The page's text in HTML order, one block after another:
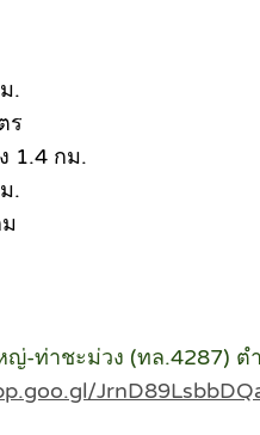
.
ร
1.4 กม.
.
-ท่าชะม่วง (ทล.4287) ต